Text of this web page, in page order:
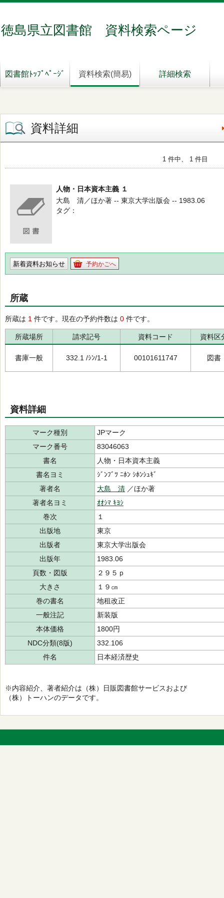
徳島県立図書館 資料検索ページ
図書館ﾄｯﾌﾟﾍﾟｰｼﾞ 資料検索(簡易) 詳細検索
資料詳細
1 件中、 1 件目
人物・日本資本主義 １
大島 清／ほか著 -- 東京大学出版会 -- 1983.06
タグ
新着資料お知らせ 予約かごへ
所蔵
所蔵は 1 件です。現在の予約件数は 0 件です。
所蔵場所 請求記号 資料コード 資料区
書庫一般 332.1 /ｼﾝ/1-1 00101611747 図書
資料詳細
マーク種別
JPマーク
マーク番号
83046063
書名
人物・日本資本主義
書名ヨミ
ｼﾞﾝﾌﾞﾂ ﾆﾎﾝ ｼﾎﾝｼｭｷﾞ
著者名
大島 清 ／ほか著
著者名ヨミ
ｵｵｼﾏ ｷﾖｼ
巻次
１
出版地
東京
出版者
東京大学出版会
出版年
1983.06
頁数・図版
２９５ｐ
大きさ
１９㎝
巻の書名
地租改正
一般注記
新装版
本体価格
1800円
NDC分類(8版)
332.106
件名
日本経済歴史
※内容紹介、著者紹介は（株）日販図書館サービスおよび
（株）トーハンのデータです。